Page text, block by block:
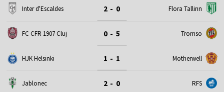
Inter d'Escaldes 2 - 0 Flora Tallinn
FC CFR 1907 Cluj 0 - 5 Tromso
HJK Helsinki 1 - 1 Motherwell
Jablonec 2 - 0 RFS